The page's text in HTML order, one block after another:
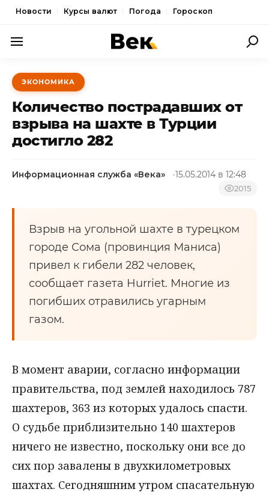
Новости Курсы валют Погода Гороскоп
ПОЛИТИКА
ЭКОНОМИКА
ОБЩЕСТВО
СПОРТ
ЭКОНОМИКА
Количество пострадавших от
взрыва на шахте в Турции
достигло 282
Информационная служба «Века» 15.05.2014 в 12:48
2015
Взрыв на угольной шахте в турецком
городе Сома (провинция Маниса)
привел к гибели 282 человек,
сообщает газета Hurriet. Многие из
погибших отравились угарным
газом.
В момент аварии, согласно информации
правительства, под землей находилось 787
шахтеров, 363 из которых удалось спасти.
О судьбе приблизительно 140 шахтеров
ничего не известно, поскольку они все до
сих пор завалены в двухкилометровых
шахтах. Сегодняшним утром спасательную